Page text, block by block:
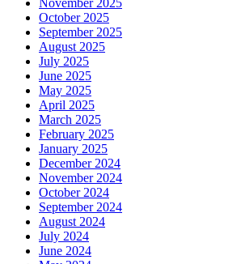
October 2025
September 2025
August 2025
July 2025
June 2025
May 2025
April 2025
March 2025
February 2025
January 2025
December 2024
November 2024
October 2024
September 2024
August 2024
July 2024
June 2024